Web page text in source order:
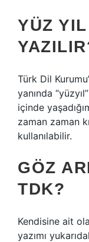
YÜZ
Türk Dil
yanında
içinde
zaman zaman
kullanılabilir.
GÖZ
TDK?
Kendisine ait
yazımı